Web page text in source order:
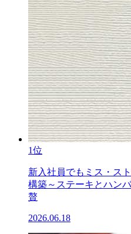
1位
新入社員でもミス・ス
構築～ステーキとハン
贅
2026.06.18